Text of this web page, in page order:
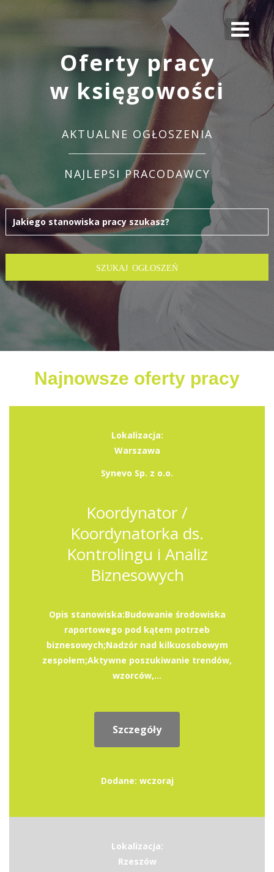
Oferty pracy
w księgowości
AKTUALNE OGŁOSZENIA
NAJLEPSI PRACODAWCY
Najnowsze oferty pracy
Lokalizacja:
Warszawa
Synevo Sp. z o.o.
Koordynator /
Koordynatorka ds.
Kontrolingu i Analiz
Biznesowych
Opis stanowiska:Budowanie środowiska
raportowego pod kątem potrzeb
biznesowych;Nadzór nad kilkuosobowym
zespołem;Aktywne poszukiwanie trendów,
wzorców,...
Szczegóły
Dodane: wczoraj
Lokalizacja:
Rzeszów